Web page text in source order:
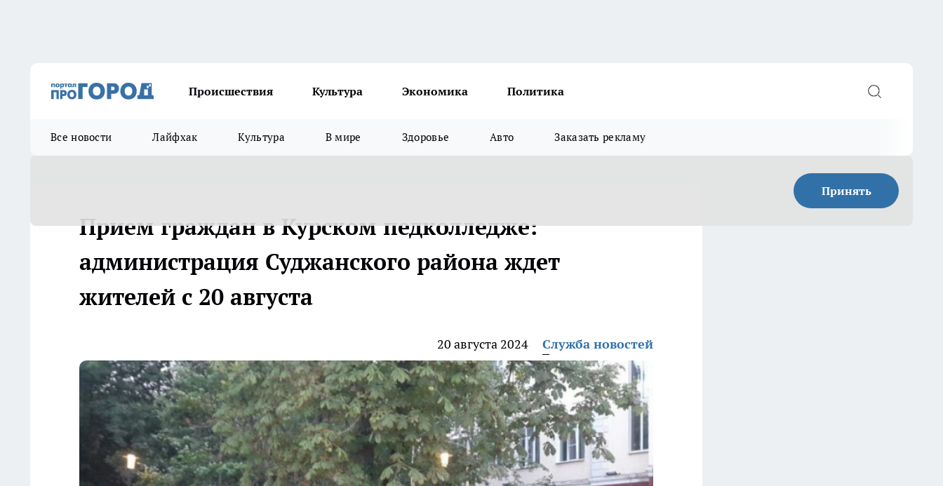
Происшествия Культура Экономика Политика
Все новости Лайфхак Культура В мире Здоровье Авто Заказать рекламу
Принять
Прием граждан в Курском педколледже:
администрация Суджанского района ждет
жителей с 20 августа
20 августа 2024 Служба новостей